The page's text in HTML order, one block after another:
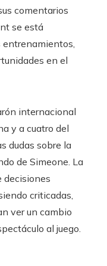
comentarios
se está
en el
internacional
y a cuatro del
dudas sobre la
de Simeone. La
decisiones
criticadas,
ver un cambio
al juego.